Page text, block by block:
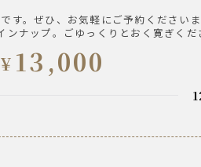
。ぜひ、お気軽にご予約くださいま
ナップ。ごゆっくりとおく寛ぎくだ
¥ 13,000